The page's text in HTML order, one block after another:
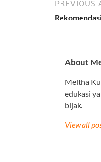
PREVIOUS
About
Meitha
edukasi
bijak.
View all